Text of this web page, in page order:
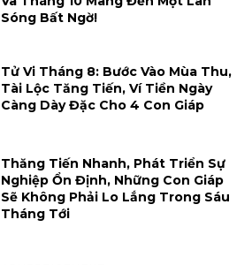
Sóng Bất Ngờ!
Tử Vi Tháng 8: Bước Vào Mùa Thu,
Tài Lộc Tăng Tiến, Ví Tiền Ngày
Càng Dày Đặc Cho 4 Con Giáp
Thăng Tiến Nhanh, Phát Triển Sự
Nghiệp Ổn Định, Những Con Giáp
Sẽ Không Phải Lo Lắng Trong Sáu
Tháng Tới